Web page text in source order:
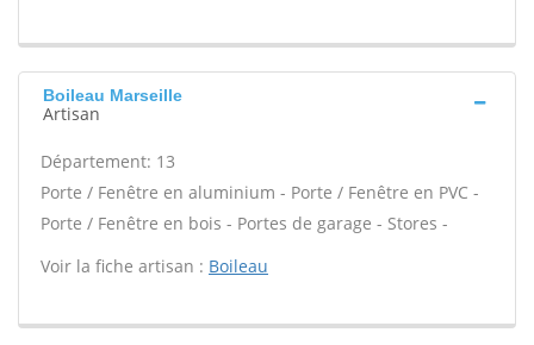
Boileau Marseille
Artisan
Département: 13
Porte / Fenêtre en aluminium - Porte / Fenêtre en PVC -
Porte / Fenêtre en bois - Portes de garage - Stores -
Voir la fiche artisan : Boileau